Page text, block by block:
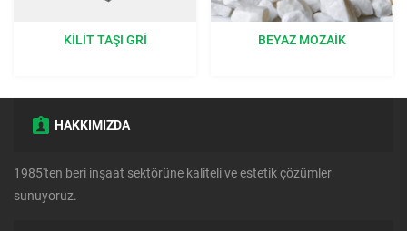
KILIT TAŞI GRI BEYAZ MOZAIK
HAKKIMIZDA
1985'ten beri inşaat sektörüne kaliteli ve estetik çözümler
sunuyoruz.